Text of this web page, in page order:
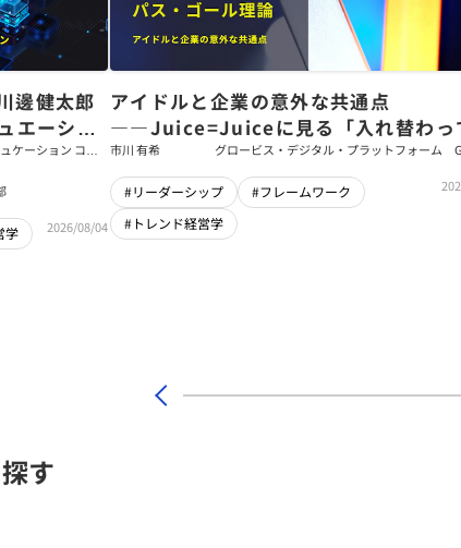
邊健太郎
エーショ
ケーション コー
コンサルタント
学 2026/08/04
アイドルと企業の意外な共通点
――Juice=Juiceに見る「入れ替わっ
強いチーム」をつくるパス・ゴール理
市川 有希
グロービス・デジタル・プラットフォーム
#リーダーシップ
#フレームワーク
#トレンド経営学
す